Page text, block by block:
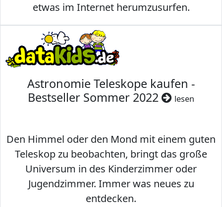
etwas im Internet herumzusurfen.
Astronomie Teleskope kaufen -
Bestseller Sommer 2022
lesen
Den Himmel oder den Mond mit einem guten
Teleskop zu beobachten, bringt das große
Universum in des Kinderzimmer oder
Jugendzimmer. Immer was neues zu
entdecken.